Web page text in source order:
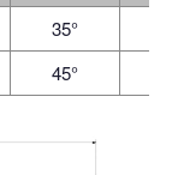
35°
45°